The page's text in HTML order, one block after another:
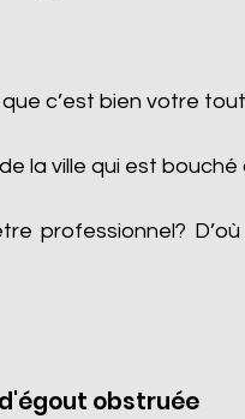
c’est bien votre
la ville qui est
professionnel?
obstruée